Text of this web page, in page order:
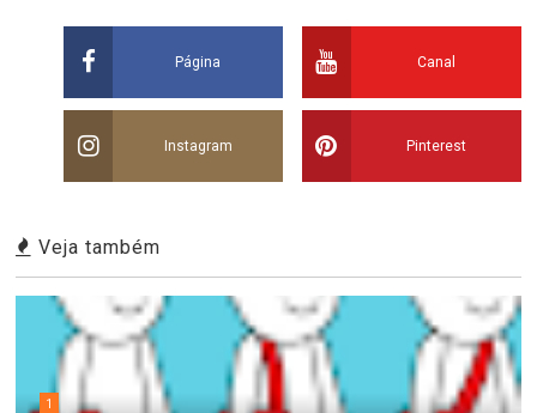
Página Canal
Instagram Pinterest
Veja também
1